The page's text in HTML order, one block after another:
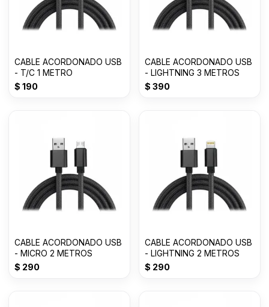
CABLE ACORDONADO USB
- T/C 1 METRO
$ 190
CABLE ACORDONADO USB
- LIGHTNING 3 METROS
$ 390
CABLE ACORDONADO USB
- MICRO 2 METROS
$ 290
CABLE ACORDONADO USB
- LIGHTNING 2 METROS
$ 290